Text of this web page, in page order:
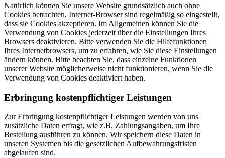
Natürlich können Sie unsere Website grundsätzlich auch ohne
Cookies betrachten. Internet-Browser sind regelmäßig so eingestellt,
dass sie Cookies akzeptieren. Im Allgemeinen können Sie die
Verwendung von Cookies jederzeit über die Einstellungen Ihres
Browsers deaktivieren. Bitte verwenden Sie die Hilfefunktionen
Ihres Internetbrowsers, um zu erfahren, wie Sie diese Einstellungen
ändern können. Bitte beachten Sie, dass einzelne Funktionen
unserer Website möglicherweise nicht funktionieren, wenn Sie die
Verwendung von Cookies deaktiviert haben.
Erbringung kostenpflichtiger Leistungen
Zur Erbringung kostenpflichtiger Leistungen werden von uns
zusätzliche Daten erfragt, wie z.B. Zahlungsangaben, um Ihre
Bestellung ausführen zu können. Wir speichern diese Daten in
unseren Systemen bis die gesetzlichen Aufbewahrungsfristen
abgelaufen sind.